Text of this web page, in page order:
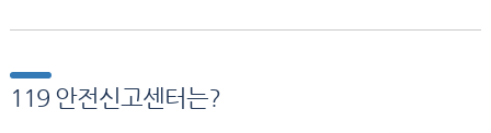
119 안전신고센터는?